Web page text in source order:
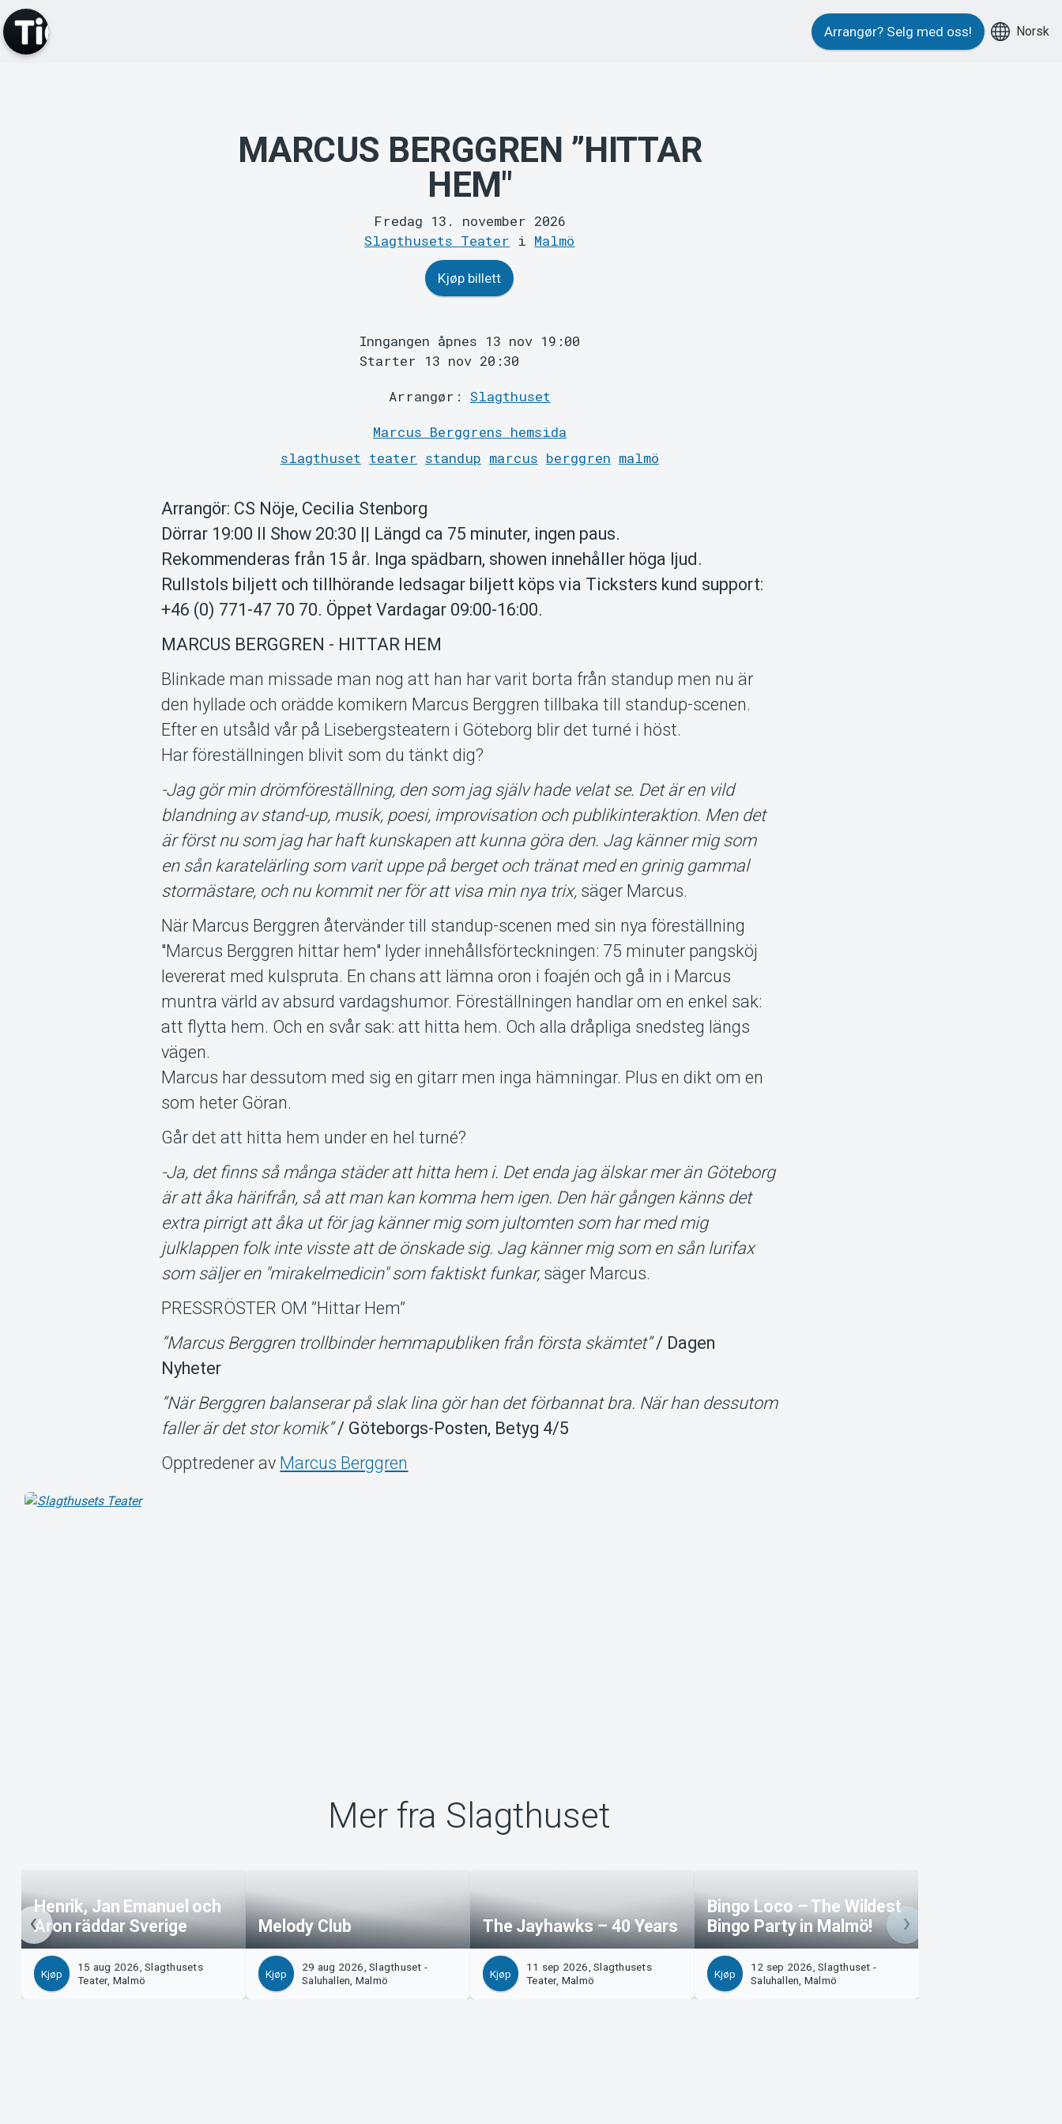
Arrangør? Selg med oss! Norsk
MARCUS BERGGREN ”HITTAR
HEM"
Fredag 13. november 2026
Slagthusets Teater i Malmö
Kjøp billett
Inngangen åpnes 13 nov 19:00
Starter 13 nov 20:30
Arrangør: Slagthuset
Marcus Berggrens hemsida
slagthuset teater standup marcus berggren malmö
Arrangör: CS Nöje, Cecilia Stenborg
Dörrar 19:00 II Show 20:30 || Längd ca 75 minuter, ingen paus.
Rekommenderas från 15 år. Inga spädbarn, showen innehåller höga ljud.
Rullstols biljett och tillhörande ledsagar biljett köps via Ticksters kund support:
+46 (0) 771-47 70 70. Öppet Vardagar 09:00-16:00.
MARCUS BERGGREN - HITTAR HEM
Blinkade man missade man nog att han har varit borta från standup men nu är
den hyllade och orädde komikern Marcus Berggren tillbaka till standup-scenen.
Efter en utsåld vår på Lisebergsteatern i Göteborg blir det turné i höst.
Har föreställningen blivit som du tänkt dig?
-Jag gör min drömföreställning, den som jag själv hade velat se. Det är en vild
blandning av stand-up, musik, poesi, improvisation och publikinteraktion. Men det
är först nu som jag har haft kunskapen att kunna göra den. Jag känner mig som
en sån karatelärling som varit uppe på berget och tränat med en grinig gammal
stormästare, och nu kommit ner för att visa min nya trix, säger Marcus.
När Marcus Berggren återvänder till standup-scenen med sin nya föreställning
"Marcus Berggren hittar hem" lyder innehållsförteckningen: 75 minuter pangsköj
levererat med kulspruta. En chans att lämna oron i foajén och gå in i Marcus
muntra värld av absurd vardagshumor. Föreställningen handlar om en enkel sak:
att flytta hem. Och en svår sak: att hitta hem. Och alla dråpliga snedsteg längs
vägen.
Marcus har dessutom med sig en gitarr men inga hämningar. Plus en dikt om en
som heter Göran.
Går det att hitta hem under en hel turné?
-Ja, det finns så många städer att hitta hem i. Det enda jag älskar mer än Göteborg
är att åka härifrån, så att man kan komma hem igen. Den här gången känns det
extra pirrigt att åka ut för jag känner mig som jultomten som har med mig
julklappen folk inte visste att de önskade sig. Jag känner mig som en sån lurifax
som säljer en "mirakelmedicin" som faktiskt funkar, säger Marcus.
PRESSRÖSTER OM ”Hittar Hem”
”Marcus Berggren trollbinder hemmapubliken från första skämtet” / Dagen
Nyheter
”När Berggren balanserar på slak lina gör han det förbannat bra. När han dessutom
faller är det stor komik” / Göteborgs-Posten, Betyg 4/5
Opptredener av Marcus Berggren
Mer fra Slagthuset
Henrik, Jan Emanuel och
Aron räddar Sverige
Kjøp
15 aug 2026, Slagthusets
Teater, Malmö
Melody Club
Kjøp
29 aug 2026, Slagthuset -
Saluhallen, Malmö
The Jayhawks – 40 Years
Kjøp
11 sep 2026, Slagthusets
Teater, Malmö
Bingo Loco – The Wildest
Bingo Party in Malmö!
Kjøp
12 sep 2026, Slagthuset -
Saluhallen, Malmö